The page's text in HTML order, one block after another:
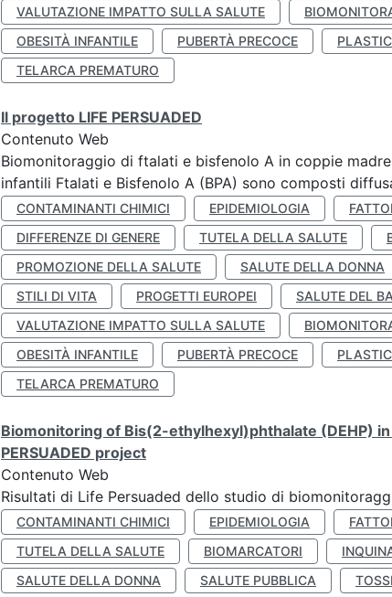
VALUTAZIONE IMPATTO SULLA SALUTE
OBESITÀ INFANTILE
PUBERTÀ PRECOCE
TELARCA PREMATURO
Il progetto LIFE PERSUADED
Contenuto Web
Biomonitoraggio di ftalati e bisfenolo A in coppie
infantili Ftalati e Bisfenolo A (BPA) sono composti
CONTAMINANTI CHIMICI EPIDEMIOLOGIA
DIFFERENZE DI GENERE
TUTELA DELLA SALUTE
PROMOZIONE DELLA SALUTE
SALUTE DELLA DONNA
STILI DI VITA
PROGETTI EUROPEI SALUTE DEL
VALUTAZIONE IMPATTO SULLA SALUTE
OBESITÀ INFANTILE
PUBERTÀ PRECOCE
TELARCA PREMATURO
Biomonitoring of Bis(2-ethylhexyl)phthalate (DEHP)
PERSUADED project
Contenuto Web
Risultati di Life Persuaded dello studio di
CONTAMINANTI CHIMICI EPIDEMIOLOGIA
TUTELA DELLA SALUTE
BIOMARCATORI
SALUTE DELLA DONNA
SALUTE PUBBLICA